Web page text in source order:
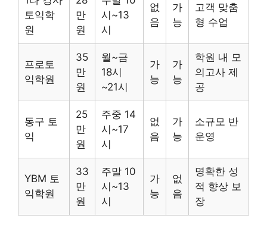
토익학
원
만
원
시~13
시
없
음
가
능
고객 맞춤
형 수업
프로토
익학원
35
만
원
월~금
18시
~21시
가
능
가
능
학원 내 모
의고사 제
공
동구 토
익
25
만
원
주중 14
시~17
시
없
음
가
능
소규모 반
운영
YBM 토
익학원
33
만
원
주말 10
시~13
시
가
능
없
음
명확한 성
적 향상 보
장